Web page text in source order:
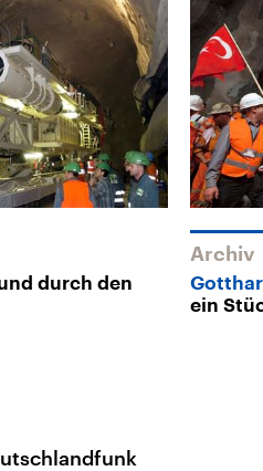
durch den
Archiv
ein